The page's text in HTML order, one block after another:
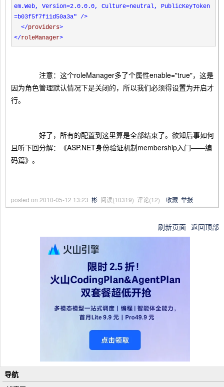
em.Web, Version=2.0.0.0, Culture=neutral, PublicKeyToken
=b03f5f7f11d50a3a" />
</providers>
</roleManager>
注意：这个roleManager多了个属性enable="true"，这是
因为角色管理默认情况下是关闭的，所以我们必须得设置为开启才
行。
好了，所有的配置到这里算是全部结束了。欲知后事如何
且听下回分解：《ASP.NET身份验证机制membership入门——编
码篇》。
posted on 2010-05-12 13:23 彬 阅读(10319) 评论(12) 收藏 举报
刷新页面 返回顶部
导航